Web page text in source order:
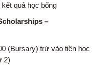
kết quả học bổng
–
(Bursary) trừ vào tiền học
2)